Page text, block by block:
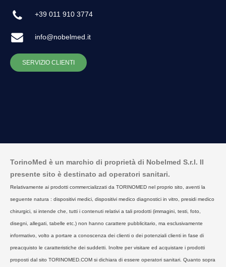
+39 011 910 3774
info@nobelmed.it
SERVIZIO CLIENTI
TorinoMed è un marchio di proprietà di Nobelmed S.r.l. Il
presente sito è destinato ad operatori sanitari.
Relativamente ai prodotti commercializzati da TORINOMED nel proprio sito, aventi la
seguente natura : dispositivi medici, dispositivi medico diagnostici in vitro, presidi medico
chirurgici, si intende che, tutti i contenuti relativi a tali prodotti (immagini, testi, foto,
disegni, allegati, tabelle etc.) non hanno carattere pubblicitario, ma esclusivamente
informativo, volto a portare a conoscenza dei clienti o dei potenziali clienti in fase di
preacquisto le caratteristiche dei suddetti. Inoltre per visitare ed acquistare i prodotti
proposti dal sito TORINOMED.COM si dichiara di essere operatori sanitari. Quanto sopra